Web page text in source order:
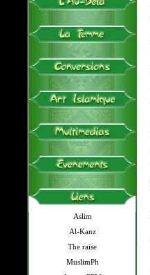
Aslim
Al-Kanz
The raise
MuslimPh